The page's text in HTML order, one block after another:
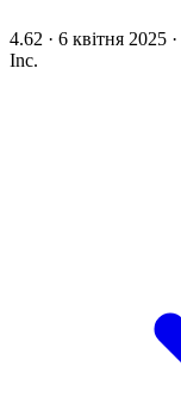
4.62 · 6 квітня 2025 ·
Inc.